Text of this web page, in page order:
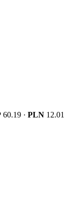
60.19 · PLN 12.01